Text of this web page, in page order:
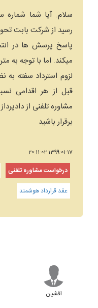
سلام. آیا شما شماره
رسید از شرکت بابت
پاسخ پرسش ها در
میکند. اما با توجه به
لزوم استرداد سفته
قبل از هر اقدامی
مشاوره تلفنی از
برقرار باشید
1399-01-17 20:11:02
درخواست مشاوره تلفنی
عقد قرارداد هوشمند
افشین